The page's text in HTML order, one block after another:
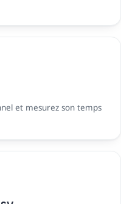
et mesurez son temps